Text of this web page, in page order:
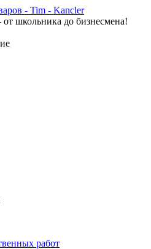
школьника до бизнесмена!
работ